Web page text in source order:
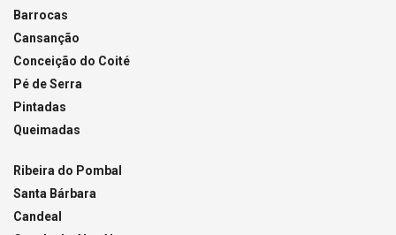
Barrocas
Cansanção
Conceição do Coité
Pé de Serra
Pintadas
Queimadas
Ribeira do Pombal
Santa Bárbara
Candeal